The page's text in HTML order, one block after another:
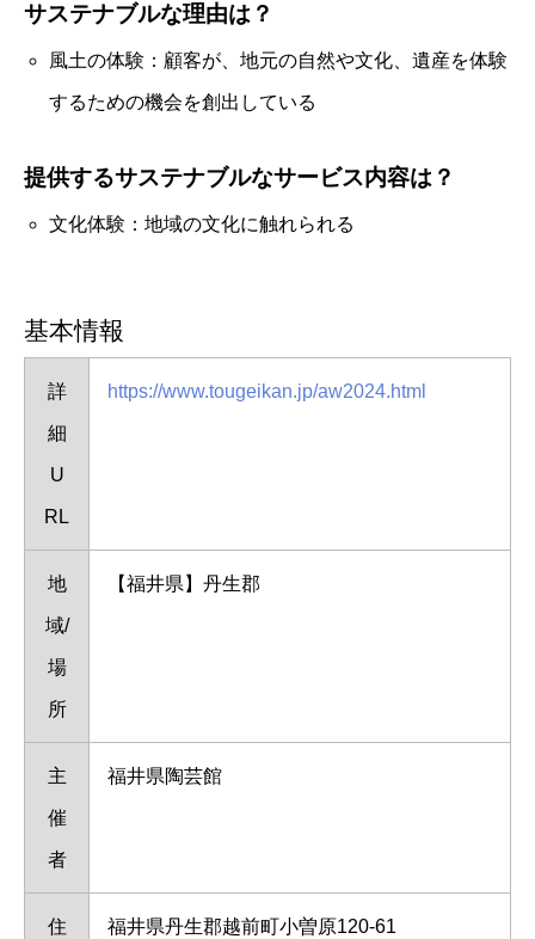
サステナブルな理由は？
風土の体験：顧客が、地元の自然や文化、遺産を体験
するための機会を創出している
提供するサステナブルなサービス内容は？
文化体験：地域の文化に触れられる
基本情報
詳
細
U
RL
https://www.tougeikan.jp/aw2024.html
地
域/
場
所
【福井県】丹生郡
主
催
者
福井県陶芸館
住 福井県丹生郡越前町小曽原120-61